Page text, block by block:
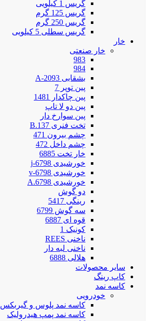
گریس 1 کیلویی
گریس 125 گرم
گریس 250 گرم
گریس سطلی 5 کیلویی
خار
خار صنعتی
983
984
بشقابی 2093-A
پین توپر 7
پین چاکدار 1481
پین دو لا تاپ
پین سوارخ دار
تخت فنری 137.B
چشم بیرون 471
چشم داخل 472
خار تخت 6885
خورشیدی 6798-j
خورشیدی 6798-v
خورشیدی 6798.A
دو گوش
رینگی 5417
سه گوش 6799
قوه ای 6887
کونیک 1
ناخنی REES
ناخنی لبه دار
هلالی 6888
سایر محصولات
کاپ رینگ
کاسه نمد
خودرویی
کاسه نمد پلوس و گیربکس
کاسه نمد پمپ هیدرولیک